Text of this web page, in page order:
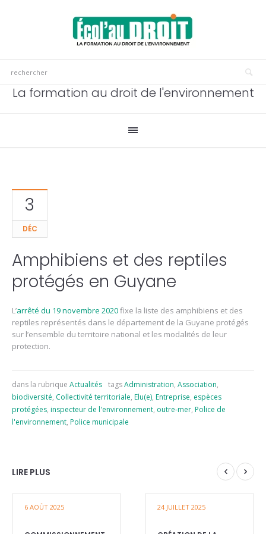
La formation au droit de l'environnement
3
DÉC
Amphibiens et des reptiles
protégés en Guyane
L’arrêté du 19 novembre 2020fixe la liste des amphibiens et des
reptiles représentés dans le département de la Guyane protégés
sur l’ensemble du territoire national et les modalités de leur
protection.
dans la rubrique Actualités tagsAdministration, Association,
biodiversité, Collectivité territoriale, Elu(e), Entreprise, espèces
protégées, inspecteur de l'environnement, outre-mer, Police de
l'environnement, Police municipale
LIRE PLUS
6 AOÛT 2025 24 JUILLET 2025